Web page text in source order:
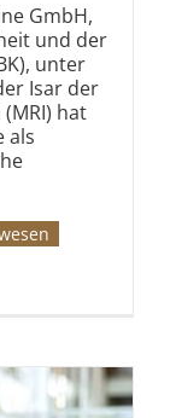
GmbH,
und der
unter
Isar der
hat
als